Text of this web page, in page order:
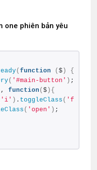
one phiên bản yêu
(function ($)
{
( '#main-button' ) ;
, function ($){
'i' ) . toggleClass ( 'fa-
( 'open' ) ;